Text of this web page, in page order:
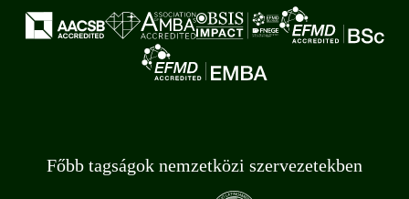
Főbb tagságok nemzetközi szervezetekben